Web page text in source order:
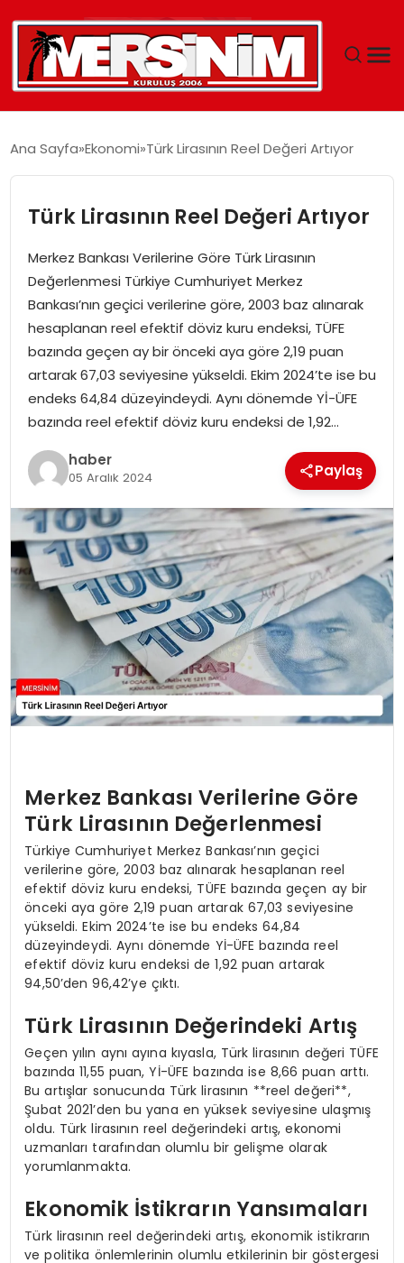
YAŞAM
GÜNCEL
SAĞLIK
EĞITIM
SPOR
EKONOMI
MAGAZIN
DÜNYA
OTOMOBIL
Ana Sayfa Ekonomi Türk Lirasının Reel Değeri Artıyor
Türk Lirasının Reel Değeri Artıyor
Merkez Bankası Verilerine Göre Türk Lirasının
Değerlenmesi Türkiye Cumhuriyet Merkez
Bankası’nın geçici verilerine göre, 2003 baz alınarak
hesaplanan reel efektif döviz kuru endeksi, TÜFE
bazında geçen ay bir önceki aya göre 2,19 puan
artarak 67,03 seviyesine yükseldi. Ekim 2024’te ise bu
endeks 64,84 düzeyindeydi. Aynı dönemde Yİ-ÜFE
bazında reel efektif döviz kuru endeksi de 1,92…
haber
05 Aralık 2024 Paylaş
Merkez Bankası Verilerine Göre
Türk Lirasının Değerlenmesi
Türkiye Cumhuriyet Merkez Bankası’nın geçici
verilerine göre, 2003 baz alınarak hesaplanan reel
efektif döviz kuru endeksi, TÜFE bazında geçen ay bir
önceki aya göre 2,19 puan artarak 67,03 seviyesine
yükseldi. Ekim 2024’te ise bu endeks 64,84
düzeyindeydi. Aynı dönemde Yİ-ÜFE bazında reel
efektif döviz kuru endeksi de 1,92 puan artarak
94,50’den 96,42’ye çıktı.
Türk Lirasının Değerindeki Artış
Geçen yılın aynı ayına kıyasla, Türk lirasının değeri TÜFE
bazında 11,55 puan, Yİ-ÜFE bazında ise 8,66 puan arttı.
Bu artışlar sonucunda Türk lirasının **reel değeri**,
Şubat 2021’den bu yana en yüksek seviyesine ulaşmış
oldu. Türk lirasının reel değerindeki artış, ekonomi
uzmanları tarafından olumlu bir gelişme olarak
yorumlanmakta.
Ekonomik İstikrarın Yansımaları
Türk lirasının reel değerindeki artış, ekonomik istikrarın
ve politika önlemlerinin olumlu etkilerinin bir göstergesi